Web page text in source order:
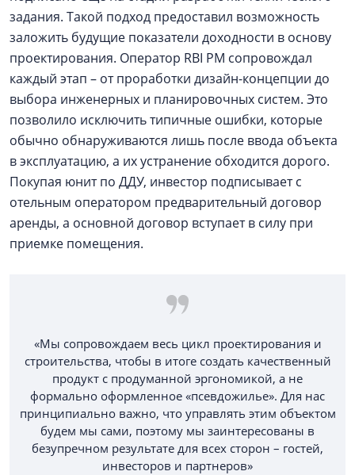
задания. Такой подход предоставил возможность
заложить будущие показатели доходности в основу
проектирования. Оператор RBI PM сопровождал
каждый этап – от проработки дизайн-концепции до
выбора инженерных и планировочных систем. Это
позволило исключить типичные ошибки, которые
обычно обнаруживаются лишь после ввода объекта
в эксплуатацию, а их устранение обходится дорого.
Покупая юнит по ДДУ, инвестор подписывает с
отельным оператором предварительный договор
аренды, а основной договор вступает в силу при
приемке помещения.
«Мы сопровождаем весь цикл проектирования и
строительства, чтобы в итоге создать качественный
продукт с продуманной эргономикой, а не
формально оформленное «псевдожилье». Для нас
принципиально важно, что управлять этим объектом
будем мы сами, поэтому мы заинтересованы в
безупречном результате для всех сторон – гостей,
инвесторов и партнеров»